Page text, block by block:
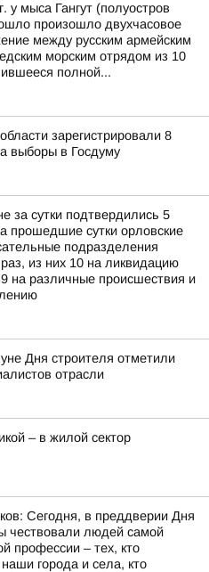
у мыса Гангут (полуостров
произошло двухчасовое
между русским армейским
морским отрядом из 10
полной...
зарегистрировали 8
выборы в Госдуму
за сутки подтвердились 5
прошедшие сутки орловские
подразделения
из них 10 на ликвидацию
9 на различные происшествия и
Дня строителя отметили
отрасли
– в жилой сектор
Сегодня, в преддверии Дня
чествовали людей самой
профессии – тех, кто
города и села, кто